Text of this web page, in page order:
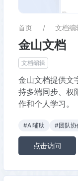
首页 文档编
金山文档
文档编辑
金山文档提供文
持多端同步、权
作和个人学习。
#AI辅助 #团队协
点击访问